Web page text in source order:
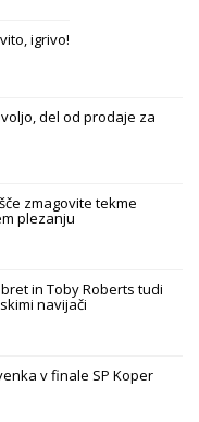
igrivo!
del od prodaje za
zmagovite tekme
plezanju
in Toby Roberts tudi
navijači
v finale SP Koper